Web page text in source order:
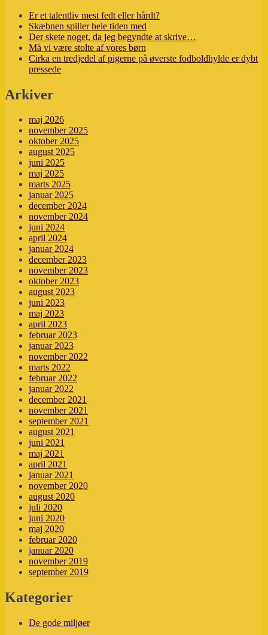
mange
ord
Er et talentliv mest fedt eller hårdt?
Skæbnen spiller hele tiden med
Der skete noget, da jeg begyndte at skrive…
Må vi være stolte af vores børn
Cirka en tredjedel af pigerne på øverste fodboldhylde er dybt
pressede
Arkiver
maj 2026
november 2025
oktober 2025
august 2025
juni 2025
maj 2025
marts 2025
januar 2025
december 2024
november 2024
juni 2024
april 2024
januar 2024
december 2023
november 2023
oktober 2023
august 2023
juni 2023
maj 2023
april 2023
februar 2023
januar 2023
november 2022
marts 2022
februar 2022
januar 2022
december 2021
november 2021
september 2021
august 2021
juni 2021
maj 2021
april 2021
januar 2021
november 2020
august 2020
juli 2020
juni 2020
maj 2020
februar 2020
januar 2020
november 2019
september 2019
Kategorier
De gode miljøer